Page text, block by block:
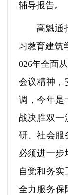
辅导报告。
高魁通
习教育建筑
026年全面
会议精神，
调，今年是
战决胜双一
研、社会服
必须进一步
自觉和务实
全力服务保